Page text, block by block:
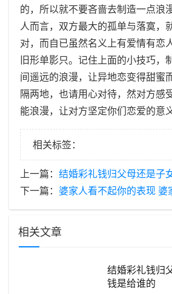
的，所以就不要吝啬去制造一点浪
人而言，双方最大的孤单与落寞，
对，而自已虽然名义上有爱情有恋
旧形单影只。记住上面的小技巧，
间遥远的浪漫，让异地恋变得甜蜜
隔两地，也请用心对待，然对方感
能浪漫，让对方坚定你们恋爱的意
相关标签：
上一篇： 结婚彩礼钱归父母还是子
下一篇： 婆家人看不起你的表现
相关文章
结婚彩礼钱归
钱是给谁的